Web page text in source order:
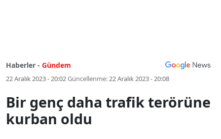
Haberler - Gündem
22 Aralık 2023 - 20:02Güncellenme:22 Aralık 2023 - 20:08
Bir genç daha trafik terörüne
kurban oldu